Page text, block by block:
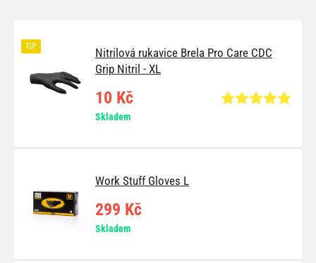
Nitrilová rukavice Brela Pro Care CDC
Grip Nitril - XL
TIP
10 Kč
Skladem
Work Stuff Gloves L
299 Kč
Skladem